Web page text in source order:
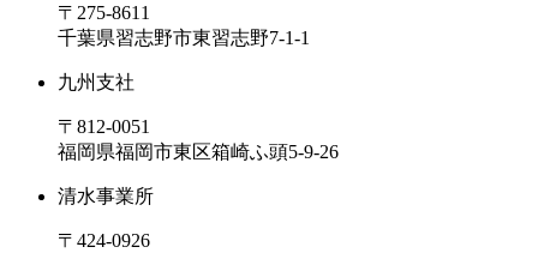
〒275-8611
千葉県習志野市東習志野7-1-1
九州支社
〒812-0051
福岡県福岡市東区箱崎ふ頭5-9-26
清水事業所
〒424-0926